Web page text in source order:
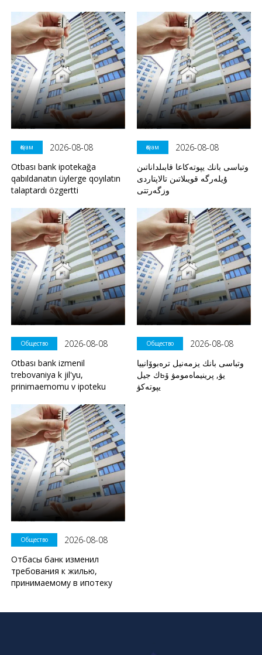
Қоғам
2026-08-08
Otbası bank ipotekağa
qabıldanatın üylerge qoyılatın
talaptardı özgertti
Қоғам
2026-08-08
وتباسى بانك يپوتەكاعا قابىلداناتىن
ۇيلەرگە قويىلاتىن تالاپتاردى
وزگەرتتى
Общество
2026-08-08
Otbası bank izmenil
trebovaniya k jil'yu,
prinimaemomu v ipoteku
Общество
2026-08-08
وتباسى بانك يزمەنيل ترەبوۆانييا
ك جيلьيۋ, پرينيماەمومۋ ۆ
يپوتەكۋ
Общество
2026-08-08
Отбасы банк изменил
требования к жилью,
принимаемому в ипотеку